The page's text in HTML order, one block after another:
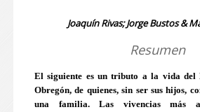
Joaquín Rivas; Jorge Bustos &
Resumen
El siguiente es un tributo a la vida del
Obregón, de quienes, sin ser sus hijos,
una familia. Las vivencias más